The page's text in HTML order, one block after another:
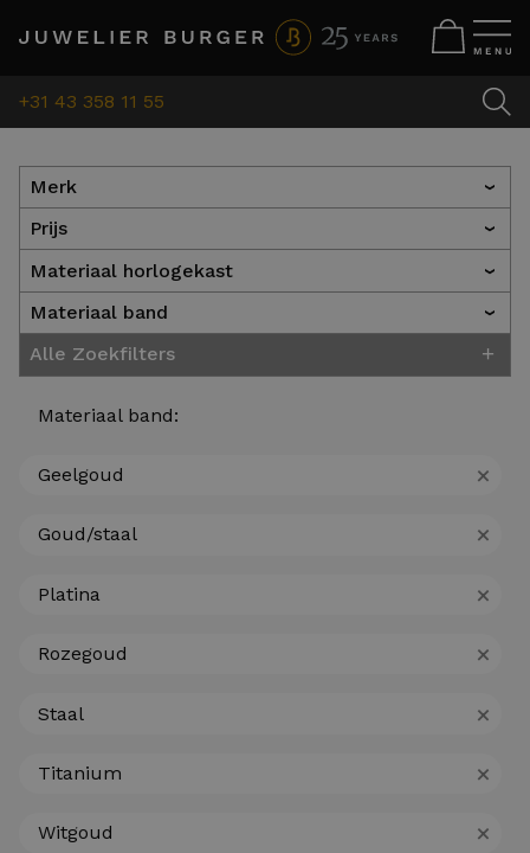
+31 43 358 11 55
Merk ›
Prijs ›
Materiaal horlogekast ›
Materiaal band ›
Alle Zoekfilters +
Materiaal band:
Geelgoud +
Goud/staal +
Platina +
Rozegoud +
Staal +
Titanium +
Witgoud +